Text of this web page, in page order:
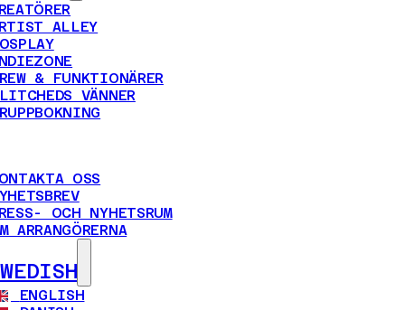
ALLEY
& FUNKTIONÄRER
VÄNNER
OSS
OCH NYHETSRUM
ARRANGÖRERNA
ENGLISH